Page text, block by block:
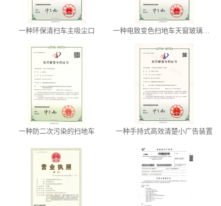
一种环保清扫车主吸尘口 一种电致变色扫地车天窗玻璃组件
一种防二次污染的扫地车 一种手持式高效清楚小广告装置